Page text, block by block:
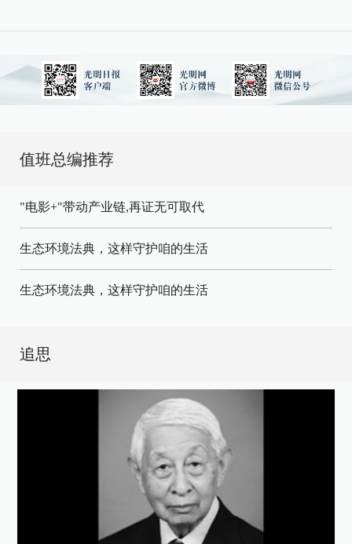
值班总编推荐
"电影+"带动产业链,再证无可取代
生态环境法典，这样守护咱的生活
生态环境法典，这样守护咱的生活
追思